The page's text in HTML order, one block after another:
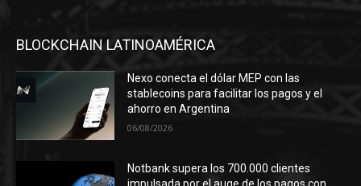
BLOCKCHAIN LATINOAMÉRICA
Nexo conecta el dólar MEP con las
stablecoins para facilitar los pagos y el
ahorro en Argentina
06/08/2026
Notbank supera los 700.000 clientes